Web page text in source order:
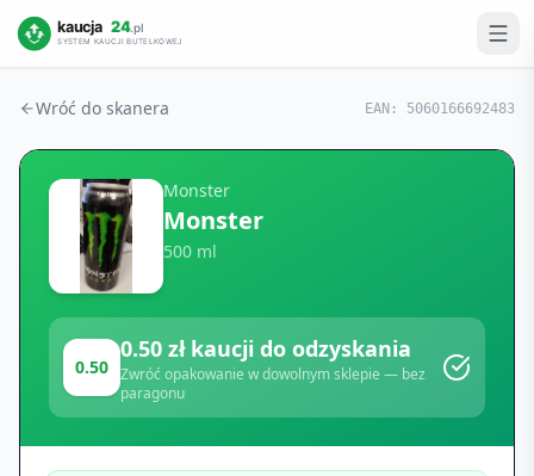
Wróć do skanera EAN: 5060166692483
Monster
Monster
500 ml
0.50
0.50 zł kaucji do odzyskania
Zwróć opakowanie w dowolnym sklepie — bez
paragonu